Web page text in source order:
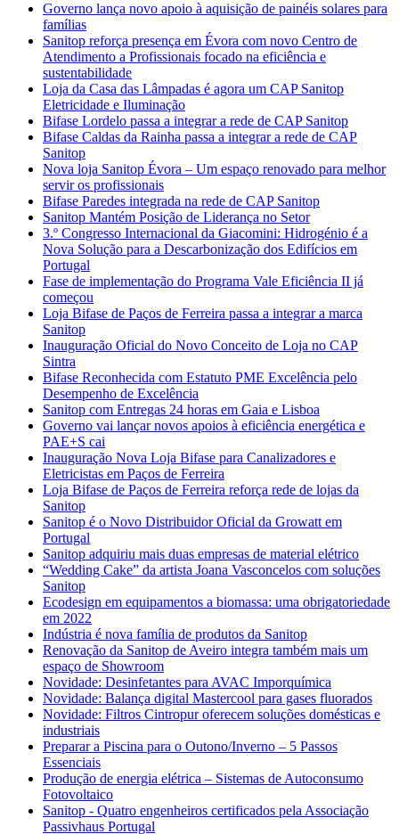
Governo lança novo apoio à aquisição de painéis solares para
famílias
Sanitop reforça presença em Évora com novo Centro de
Atendimento a Profissionais focado na eficiência e
sustentabilidade
Loja da Casa das Lâmpadas é agora um CAP Sanitop
Eletricidade e Iluminação
Bifase Lordelo passa a integrar a rede de CAP Sanitop
Bifase Caldas da Rainha passa a integrar a rede de CAP
Sanitop
Nova loja Sanitop Évora – Um espaço renovado para melhor
servir os profissionais
Bifase Paredes integrada na rede de CAP Sanitop
Sanitop Mantém Posição de Liderança no Setor
3.º Congresso Internacional da Giacomini: Hidrogénio é a
Nova Solução para a Descarbonização dos Edifícios em
Portugal
Fase de implementação do Programa Vale Eficiência II já
começou
Loja Bifase de Paços de Ferreira passa a integrar a marca
Sanitop
Inauguração Oficial do Novo Conceito de Loja no CAP
Sintra
Bifase Reconhecida com Estatuto PME Excelência pelo
Desempenho de Excelência
Sanitop com Entregas 24 horas em Gaia e Lisboa
Governo vai lançar novos apoios à eficiência energética e
PAE+S cai
Inauguração Nova Loja Bifase para Canalizadores e
Eletricistas em Paços de Ferreira
Loja Bifase de Paços de Ferreira reforça rede de lojas da
Sanitop
Sanitop é o Novo Distribuidor Oficial da Growatt em
Portugal
Sanitop adquiriu mais duas empresas de material elétrico
“Wedding Cake” da artista Joana Vasconcelos com soluções
Sanitop
Ecodesign em equipamentos a biomassa: uma obrigatoriedade
em 2022
Indústria é nova família de produtos da Sanitop
Renovação da Sanitop de Aveiro integra também mais um
espaço de Showroom
Novidade: Desinfetantes para AVAC Imporquímica
Novidade: Balança digital Mastercool para gases fluorados
Novidade: Filtros Cintropur oferecem soluções domésticas e
industriais
Preparar a Piscina para o Outono/Inverno – 5 Passos
Essenciais
Produção de energia elétrica – Sistemas de Autoconsumo
Fotovoltaico
Sanitop - Quatro engenheiros certificados pela Associação
Passivhaus Portugal